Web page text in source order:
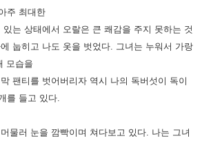
주 최대한
있는 상태에서 오랄은 큰 쾌감을 주지 못하는 것
눕히고 나도 옷을 벗었다.
그녀는 누워서 가랑
모습을
팬티를 벗어버리자 역시 나의 독버섯이 독이
를 들고 있다.
물러 눈을 깜빡이며 쳐다보고 있다. 나는 그녀